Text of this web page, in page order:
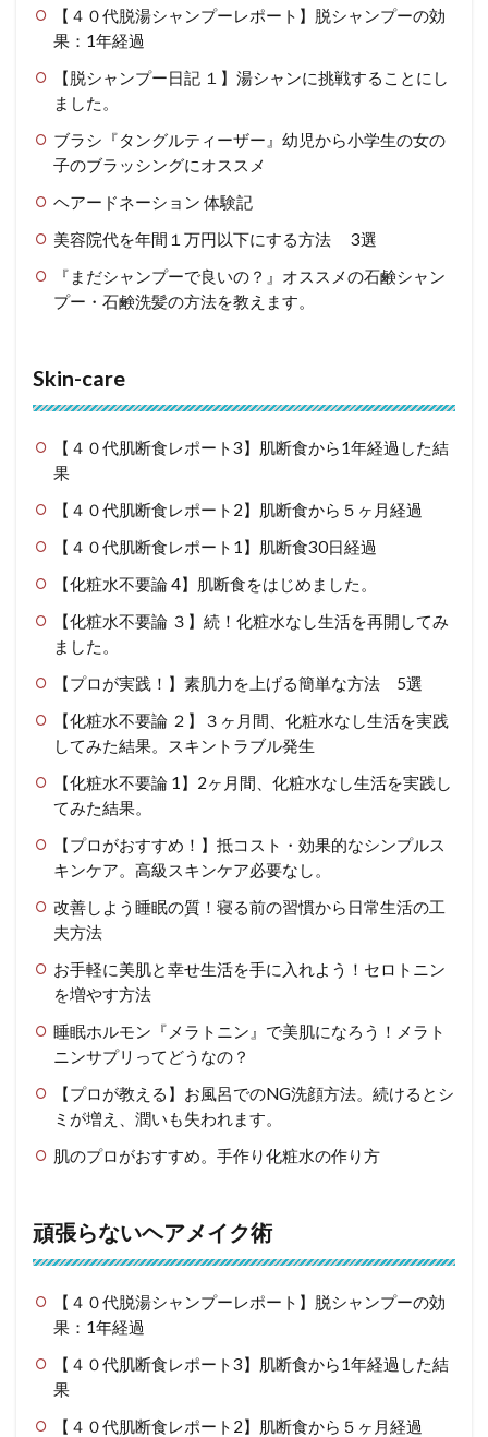
【４０代脱湯シャンプーレポート】脱シャンプーの効
果：1年経過
【脱シャンプー日記 １】湯シャンに挑戦することにし
ました。
ブラシ『タングルティーザー』幼児から小学生の女の
子のブラッシングにオススメ
ヘアードネーション 体験記
美容院代を年間１万円以下にする方法 3選
『まだシャンプーで良いの？』オススメの石鹸シャン
プー・石鹸洗髪の方法を教えます。
Skin-care
【４０代肌断食レポート3】肌断食から1年経過した結
果
【４０代肌断食レポート2】肌断食から５ヶ月経過
【４０代肌断食レポート1】肌断食30日経過
【化粧水不要論 4】肌断食をはじめました。
【化粧水不要論 ３】続！化粧水なし生活を再開してみ
ました。
【プロが実践！】素肌力を上げる簡単な方法 5選
【化粧水不要論 ２】３ヶ月間、化粧水なし生活を実践
してみた結果。スキントラブル発生
【化粧水不要論 1】2ヶ月間、化粧水なし生活を実践し
てみた結果。
【プロがおすすめ！】抵コスト・効果的なシンプルス
キンケア。高級スキンケア必要なし。
改善しよう睡眠の質！寝る前の習慣から日常生活の工
夫方法
お手軽に美肌と幸せ生活を手に入れよう！セロトニン
を増やす方法
睡眠ホルモン『メラトニン』で美肌になろう！メラト
ニンサプリってどうなの？
【プロが教える】お風呂でのNG洗顔方法。続けるとシ
ミが増え、潤いも失われます。
肌のプロがおすすめ。手作り化粧水の作り方
頑張らないヘアメイク術
【４０代脱湯シャンプーレポート】脱シャンプーの効
果：1年経過
【４０代肌断食レポート3】肌断食から1年経過した結
果
【４０代肌断食レポート2】肌断食から５ヶ月経過